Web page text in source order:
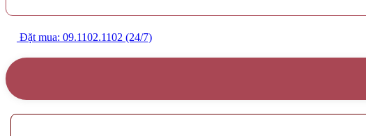
Đặt mua: 09.1102.1102 (24/7)